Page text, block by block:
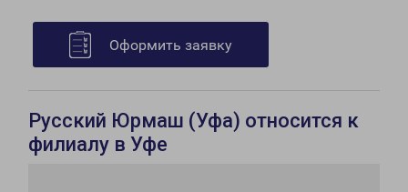
Оформить заявку
Русский Юрмаш (Уфа) относится к
филиалу в Уфе